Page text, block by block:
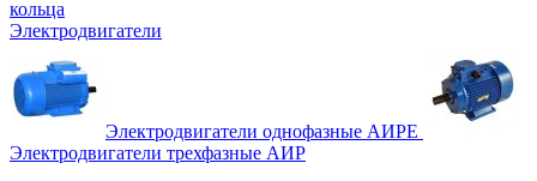
кольца
Электродвигатели
Электродвигатели однофазные АИРЕ
Электродвигатели трехфазные АИР